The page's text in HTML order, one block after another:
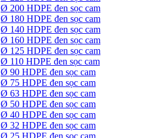
Ø 200 HDPE đen sọc cam
Ø 180 HDPE đen sọc cam
Ø 140 HDPE đen sọc cam
Ø 160 HDPE đen sọc cam
Ø 125 HDPE đen sọc cam
Ø 110 HDPE đen sọc cam
Ø 90 HDPE đen sọc cam
Ø 75 HDPE đen sọc cam
Ø 63 HDPE đen sọc cam
Ø 50 HDPE đen sọc cam
Ø 40 HDPE đen sọc cam
Ø 32 HDPE đen sọc cam